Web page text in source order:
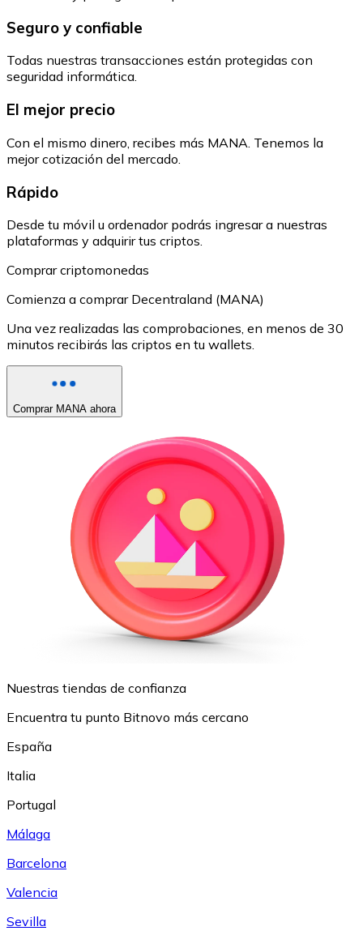
Seguro y confiable
Todas nuestras transacciones están protegidas con
seguridad informática.
El mejor precio
Con el mismo dinero, recibes más MANA. Tenemos la
mejor cotización del mercado.
Rápido
Desde tu móvil u ordenador podrás ingresar a nuestras
plataformas y adquirir tus criptos.
Comprar criptomonedas
Comienza a comprar Decentraland (MANA)
Una vez realizadas las comprobaciones, en menos de 30
minutos recibirás las criptos en tu wallets.
Comprar MANA ahora
Nuestras tiendas de confianza
Encuentra tu punto Bitnovo más cercano
España
Italia
Portugal
Málaga
Barcelona
Valencia
Sevilla